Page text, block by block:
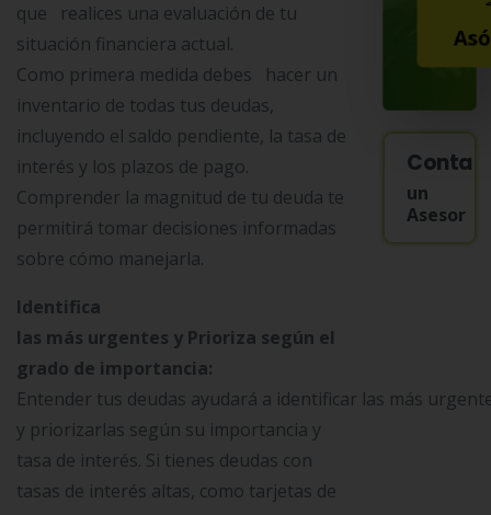
que realices una evaluación de tu
situación financiera actual.
Como primera medida debes hacer un
inventario de todas tus deudas,
incluyendo el saldo pendiente, la tasa de
interés y los plazos de pago.
Comprender la magnitud de tu deuda te
permitirá tomar decisiones informadas
sobre cómo manejarla.
Identifica
las más urgentes y Prioriza según el
grado de importancia:
Entender tus deudas ayudará a identificar las más
y priorizarlas según su importancia y
tasa de interés. Si tienes deudas con
tasas de interés altas, como tarjetas de
un
Asesor